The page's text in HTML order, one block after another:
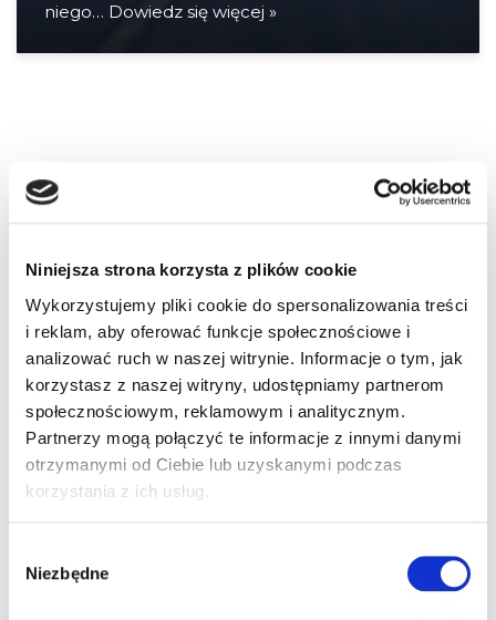
Niniejsza strona korzysta z plików cookie
Wykorzystujemy pliki cookie do spersonalizowania treści
i reklam, aby oferować funkcje społecznościowe i
analizować ruch w naszej witrynie. Informacje o tym, jak
korzystasz z naszej witryny, udostępniamy partnerom
społecznościowym, reklamowym i analitycznym.
Partnerzy mogą połączyć te informacje z innymi danymi
otrzymanymi od Ciebie lub uzyskanymi podczas
korzystania z ich usług.
zgody
Niezbędne
niego… Dowiedz się więcej »